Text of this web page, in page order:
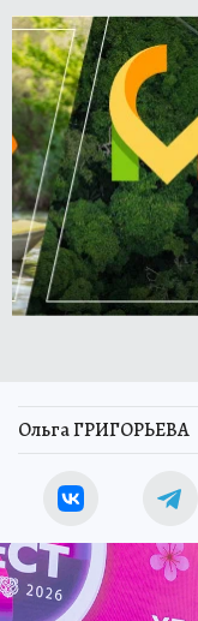
Ольга ГРИГОРЬЕВА